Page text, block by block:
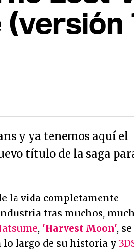
y ya tenemos aquí el
título de la saga
la vida completamente
tras muchos,
, 'Harvest Moon',
lo largo de su historia y